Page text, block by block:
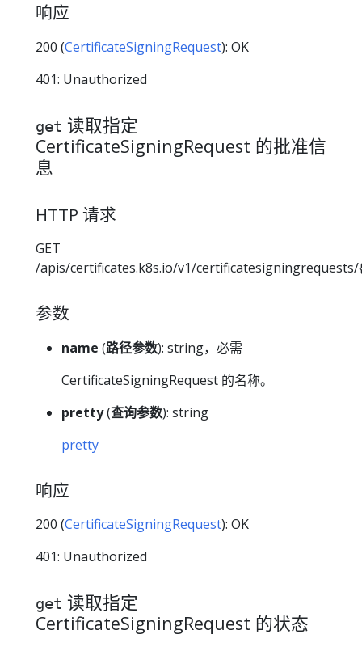
响应
200 (CertificateSigningRequest): OK
401: Unauthorized
get 读取指定
CertificateSigningRequest 的批准信
息
HTTP 请求
GET
/apis/certificates.k8s.io/v1/
参数
name (路径参数): string，必需
CertificateSigningRequest 的名称。
pretty(查询参数): string
pretty
响应
200 (CertificateSigningRequest): OK
401: Unauthorized
get 读取指定
CertificateSigningRequest 的状态